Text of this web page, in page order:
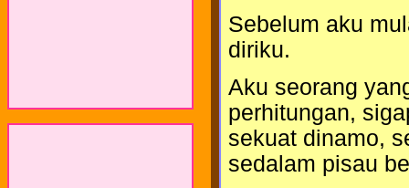
Sebelum aku
diriku.
Aku seorang
perhitungan,
sekuat dinamo,
sedalam pisau